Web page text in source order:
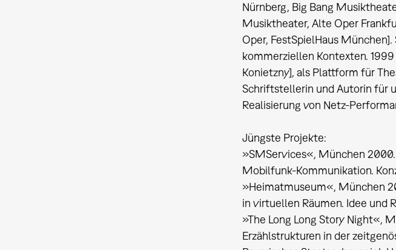
Nürnberg, Big Bang
Musiktheater, Alte Oper
Oper, FestSpielHaus
kommerziellen Kontexten.
Konietzny], als Plattform für
Schriftstellerin und Autorin für
Realisierung von Netz-
Jüngste Projekte:
»SMServices«, München
Mobilfunk-Kommunikation.
»Heimatmuseum«, München
in virtuellen Räumen. Idee und
»The Long Long Story Night«,
Erzählstrukturen in der